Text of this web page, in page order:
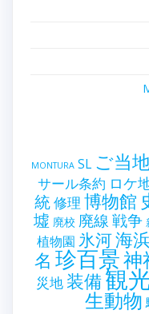
MONTURA SL ご当
サール条約 ロケ
統修理 博物館
墟 廃校 廃線戦争
植物園 氷河海
名 珍百景神
災地 装備観
生動物